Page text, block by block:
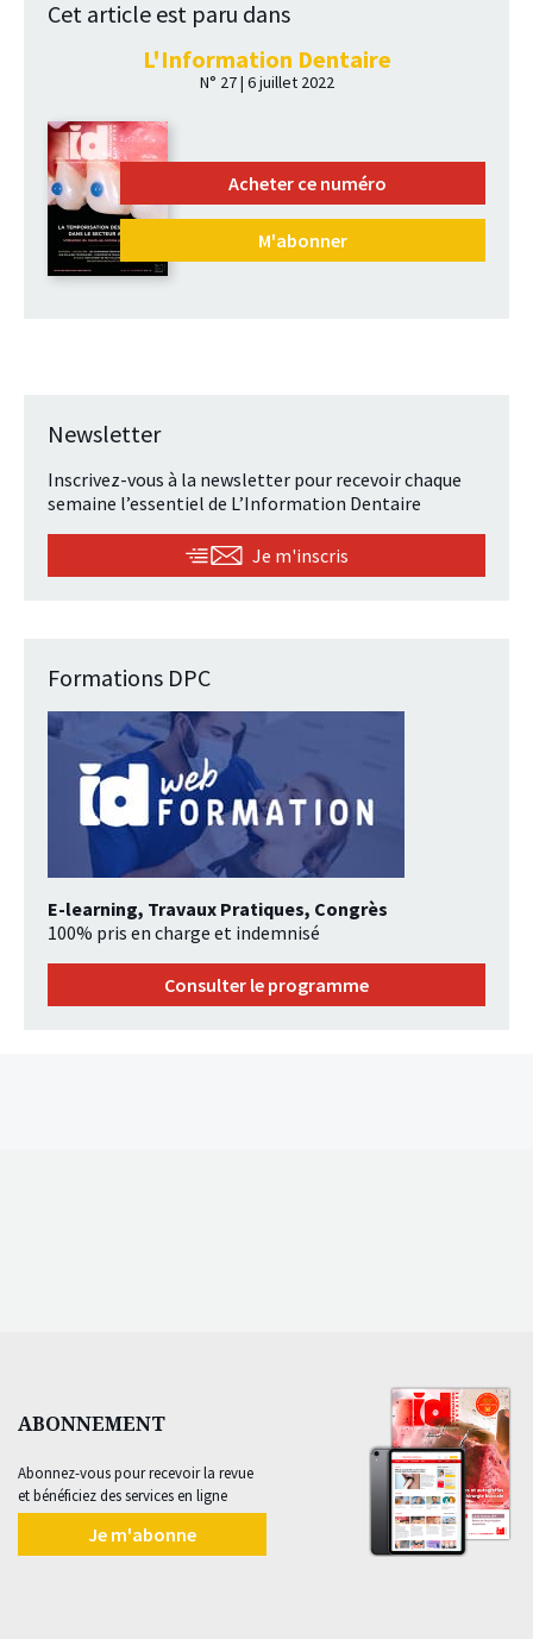
Cet article est paru dans
L'Information Dentaire
N° 27 | 6 juillet 2022
Acheter ce numéro
M'abonner
Newsletter
Inscrivez-vous à la newsletter pour recevoir chaque
semaine l’essentiel de L’Information Dentaire
Je m'inscris
Formations DPC
E-learning, Travaux Pratiques, Congrès
100% pris en charge et indemnisé
Consulter le programme
ABONNEMENT
Abonnez-vous pour recevoir la revue
et bénéficiez des services en ligne
Je m'abonne